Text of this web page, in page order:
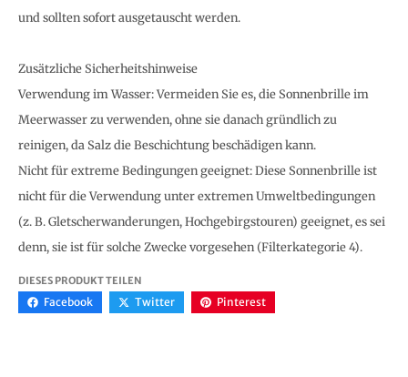
und sollten sofort ausgetauscht werden.
Zusätzliche Sicherheitshinweise
Verwendung im Wasser: Vermeiden Sie es, die Sonnenbrille im
Meerwasser zu verwenden, ohne sie danach gründlich zu
reinigen, da Salz die Beschichtung beschädigen kann.
Nicht für extreme Bedingungen geeignet: Diese Sonnenbrille ist
nicht für die Verwendung unter extremen Umweltbedingungen
(z. B. Gletscherwanderungen, Hochgebirgstouren) geeignet, es sei
denn, sie ist für solche Zwecke vorgesehen (Filterkategorie 4).
DIESES PRODUKT TEILEN
Facebook Twitter Pinterest